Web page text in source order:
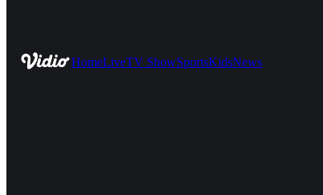
HomeLiveTV ShowSportsKidsNews